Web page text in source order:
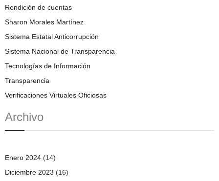
Rendición de cuentas
Sharon Morales Martínez
Sistema Estatal Anticorrupción
Sistema Nacional de Transparencia
Tecnologías de Información
Transparencia
Verificaciones Virtuales Oficiosas
Archivo
Enero 2024 (14)
Diciembre 2023 (16)